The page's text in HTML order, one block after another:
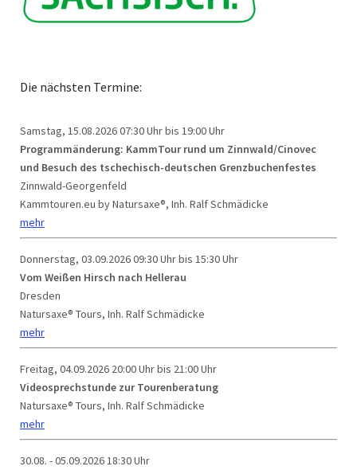
Die nächsten Termine:
Samstag, 15.08.202607:30 Uhr bis 19:00 Uhr
Programmänderung: KammTour rund um Zinnwald/Cinovec
und Besuch des tschechisch-deutschen Grenzbuchenfestes
Zinnwald-Georgenfeld
Kammtouren.eu by Natursaxe®, Inh. Ralf Schmädicke
mehr
Donnerstag, 03.09.202609:30 Uhr bis 15:30 Uhr
Vom Weißen Hirsch nach Hellerau
Dresden
Natursaxe® Tours, Inh. Ralf Schmädicke
mehr
Freitag, 04.09.2026 20:00 Uhr bis 21:00 Uhr
Videosprechstunde zur Tourenberatung
Natursaxe® Tours, Inh. Ralf Schmädicke
mehr
30.08. - 05.09.202618:30 Uhr